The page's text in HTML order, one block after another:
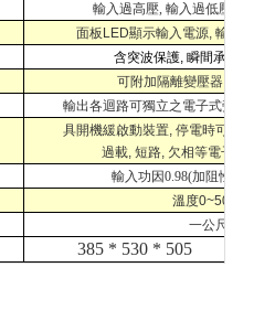
輸入過高壓,輸入過低壓
面板 LED顯示輸入電源,輸入過高
含突波保護,瞬間承載電流
可附加隔離變壓器
輸出各迴路可獨立之電子式旁路裝置
具開機緩啟動裝置,停電時可設定時
過載,短路, 欠相等電子線路
輸入功因0.98(加阻性負載時
溫度0~50
一公尺
385 * 530 * 505